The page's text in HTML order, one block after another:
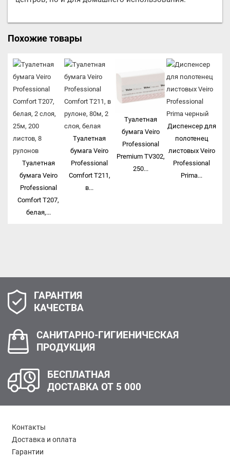
Похожие товары
Туалетная
бумага Veiro
Professional
Comfort Т207,
белая,...
Туалетная
бумага Veiro
Professional
Comfort T211,
в...
Туалетная
бумага Veiro
Professional
Premium TV302,
250...
Диспенсер для
полотенец
листовых Veiro
Professional
Prima...
ГАРАНТИЯ
КАЧЕСТВА
САНИТАРНО-ГИГИЕНИЧЕСКАЯ
ПРОДУКЦИЯ
БЕСПЛАТНАЯ
ДОСТАВКА ОТ 5 000
Контакты
Доставка и оплата
Гарантии